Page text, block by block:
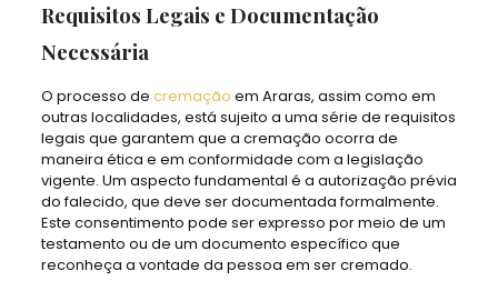
Requisitos Legais e Documentação
Necessária
O processo de cremação em Araras, assim como em
outras localidades, está sujeito a uma série de requisitos
legais que garantem que a cremação ocorra de
maneira ética e em conformidade com a legislação
vigente. Um aspecto fundamental é a autorização prévia
do falecido, que deve ser documentada formalmente.
Este consentimento pode ser expresso por meio de um
testamento ou de um documento específico que
reconheça a vontade da pessoa em ser cremado.